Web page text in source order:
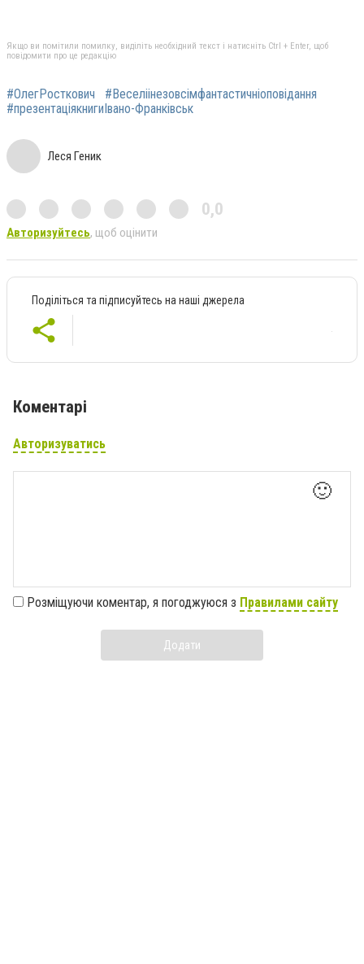
Якщо ви помітили помилку, виділіть необхідний текст і натисніть Ctrl + Enter, щоб
повідомити про це редакцію
#ОлегРосткович
#Веселіінезовсімфантастичніоповідання
#презентаціякнигиІвано-Франківськ
Леся Геник
0,0
Авторизуйтесь, щоб оцінити
Поділіться та підписуйтесь на наші джерела
Коментарі
Авторизуватись
🙂
Розміщуючи коментар, я погоджуюся з Правилами сайту
Додати